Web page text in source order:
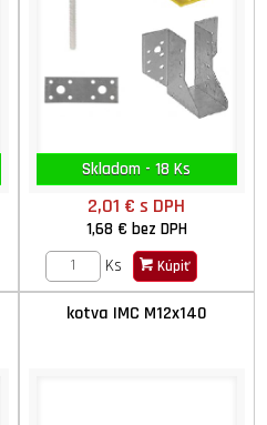
Skladom - 18 Ks
2,01 €s DPH
1,68 € bez DPH
Ks
Kúpiť
kotva IMC M12x140